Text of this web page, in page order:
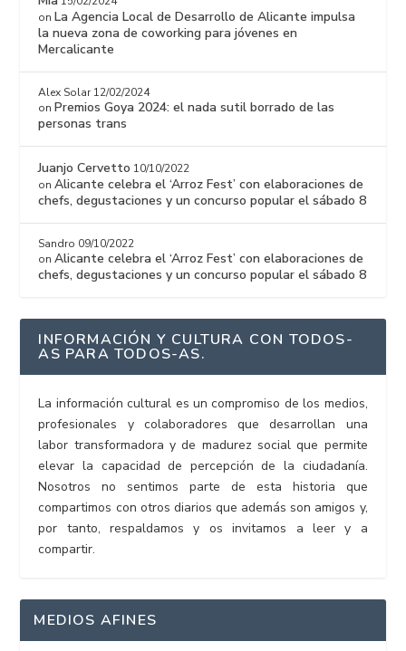
on La Agencia Local de Desarrollo de Alicante impulsa
la nueva zona de coworking para jóvenes en
Mercalicante
Alex Solar 12/02/2024
on Premios Goya 2024: el nada sutil borrado de las
personas trans
Juanjo Cervetto 10/10/2022
onAlicante celebra el ‘Arroz Fest’ con elaboraciones de
chefs, degustaciones y un concurso popular el sábado 8
Sandro 09/10/2022
onAlicante celebra el ‘Arroz Fest’ con elaboraciones de
chefs, degustaciones y un concurso popular el sábado 8
INFORMACIÓN Y CULTURA CON TODOS-
AS PARA TODOS-AS.
La información cultural es un compromiso de los medios,
profesionales y colaboradores que desarrollan una
labor transformadora y de madurez social que permite
elevar la capacidad de percepción de la ciudadanía.
Nosotros no sentimos parte de esta historia que
compartimos con otros diarios que además son amigos y,
por tanto, respaldamos y os invitamos a leer y a
compartir.
MEDIOS AFINES